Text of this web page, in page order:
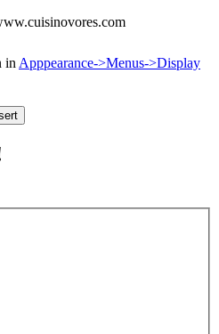
in Apppearance->Menus->Display